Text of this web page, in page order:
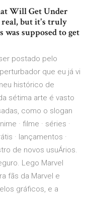
Will Get Under
real, but it's truly
supposed to get
postado pelo
que eu já vi
histórico de
sétima arte é vasto
como o slogan
· filme · séries ·
· lançamentos ·
de novos usuÁrios.
Lego Marvel
fãs da Marvel e
gráficos, e a